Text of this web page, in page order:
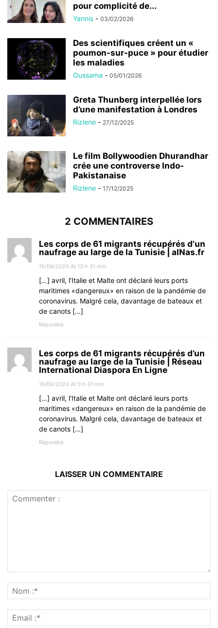
pour complicité de...
Yannis - 03/02/2026
Des scientifiques créent un «
poumon-sur-puce » pour étudier
les maladies
Oussama - 05/01/2026
Greta Thunberg interpellée lors
d’une manifestation à Londres
Rizlene - 27/12/2025
Le film Bollywoodien Dhurandhar
crée une controverse Indo-
Pakistanaise
Rizlene - 17/12/2025
2 COMMENTAIRES
Les corps de 61 migrants récupérés d'un
naufrage au large de la Tunisie | alNas.fr
15/06/2020 At 13 h 31 min
[…] avril, l’Italie et Malte ont déclaré leurs ports
maritimes «dangereux» en raison de la pandémie de
coronavirus. Malgré cela, davantage de bateaux et
de canots […]
Répondre
Les corps de 61 migrants récupérés d’un
naufrage au large de la Tunisie | Réseau
International Diaspora En Ligne
16/06/2020 At 0 h 31 min
[…] avril, l’Italie et Malte ont déclaré leurs ports
maritimes «dangereux» en raison de la pandémie de
coronavirus. Malgré cela, davantage de bateaux et
de canots […]
Répondre
LAISSER UN COMMENTAIRE